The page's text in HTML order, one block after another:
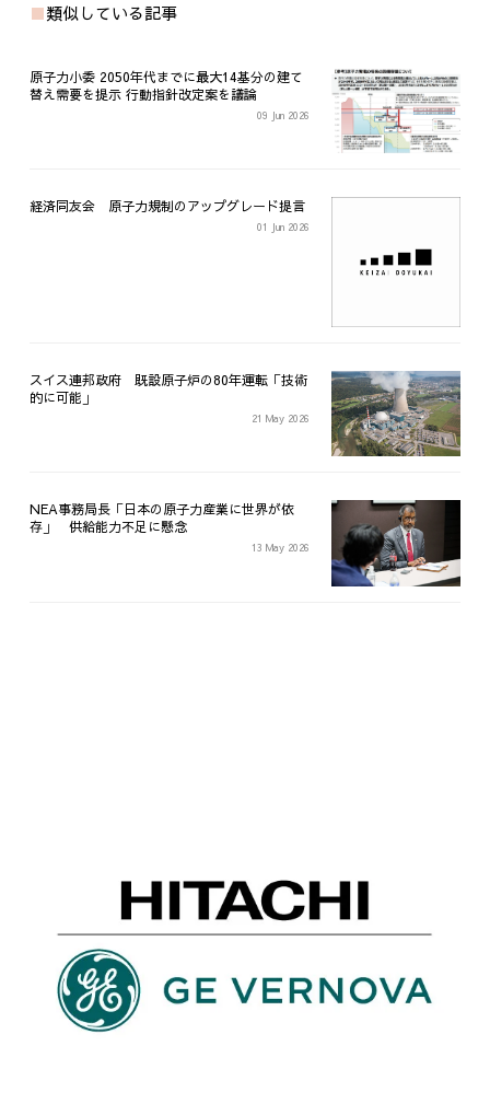
類似している記事
原子力小委 2050年代までに最大14基分の建て
替え需要を提示 行動指針改定案を議論
09 Jun 2026
経済同友会 原子力規制のアップグレード提言
01 Jun 2026
スイス連邦政府 既設原子炉の80年運転「技術
的に可能」
21 May 2026
NEA事務局長「日本の原子力産業に世界が依
存」 供給能力不足に懸念
13 May 2026